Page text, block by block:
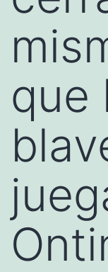
que